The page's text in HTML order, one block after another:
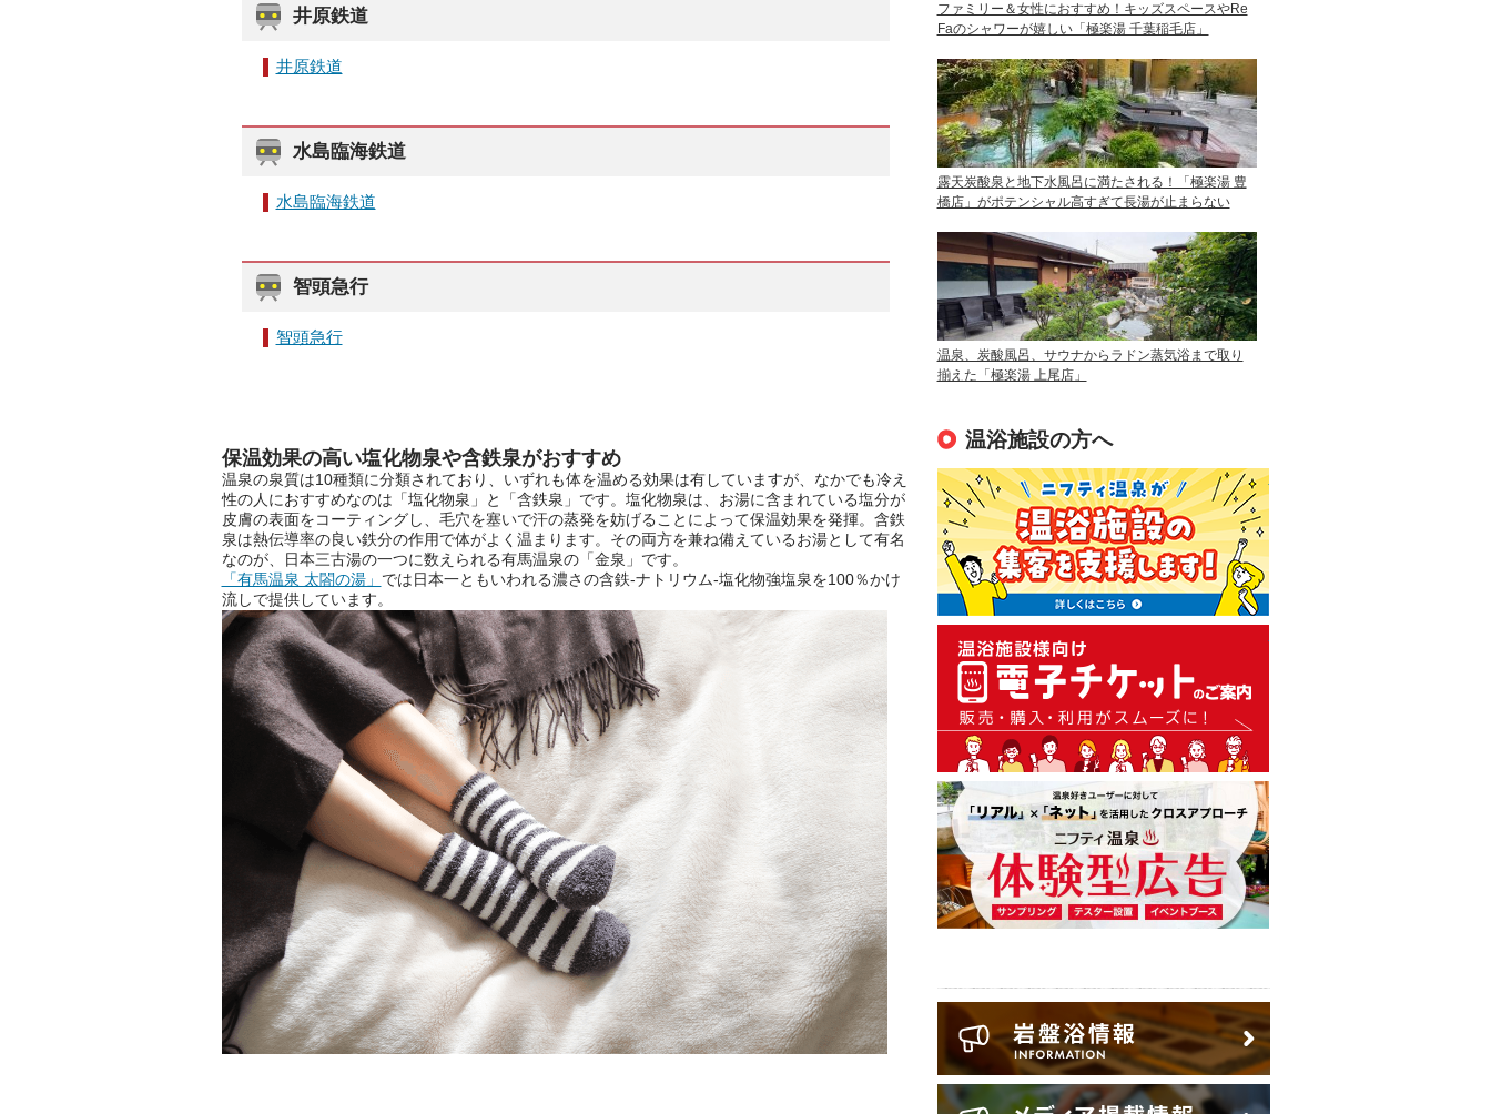
井原鉄道
井原鉄道
水島臨海鉄道
水島臨海鉄道
智頭急行
智頭急行
保温効果の高い塩化物泉や含鉄泉がおすすめ
温泉の泉質は10種類に分類されており、いずれも体を温める効果は有していますが、なかでも冷え
性の人におすすめなのは「塩化物泉」と「含鉄泉」です。塩化物泉は、お湯に含まれている塩分が
皮膚の表面をコーティングし、毛穴を塞いで汗の蒸発を妨げることによって保温効果を発揮。含鉄
泉は熱伝導率の良い鉄分の作用で体がよく温まります。その両方を兼ね備えているお湯として有名
なのが、日本三古湯の一つに数えられる有馬温泉の「金泉」です。
「有馬温泉 太閤の湯」 では日本一ともいわれる濃さの含鉄-ナトリウム-塩化物強塩泉を100％かけ
流しで提供しています。
ファミリー＆女性におすすめ！キッズスペースやRe
Faのシャワーが嬉しい「極楽湯 千葉稲毛店」
露天炭酸泉と地下水風呂に満たされる！「極楽湯 豊
橋店」がポテンシャル高すぎて長湯が止まらない
温泉、炭酸風呂、サウナからラドン蒸気浴まで取り
揃えた「極楽湯 上尾店」
温浴施設の方へ
ニフティ温泉を使って手軽に